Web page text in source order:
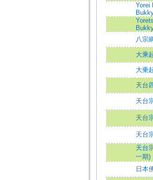
Yorei
八宗
大乘
大乗
天台
天台
天台
天台
天台
一期)
日本